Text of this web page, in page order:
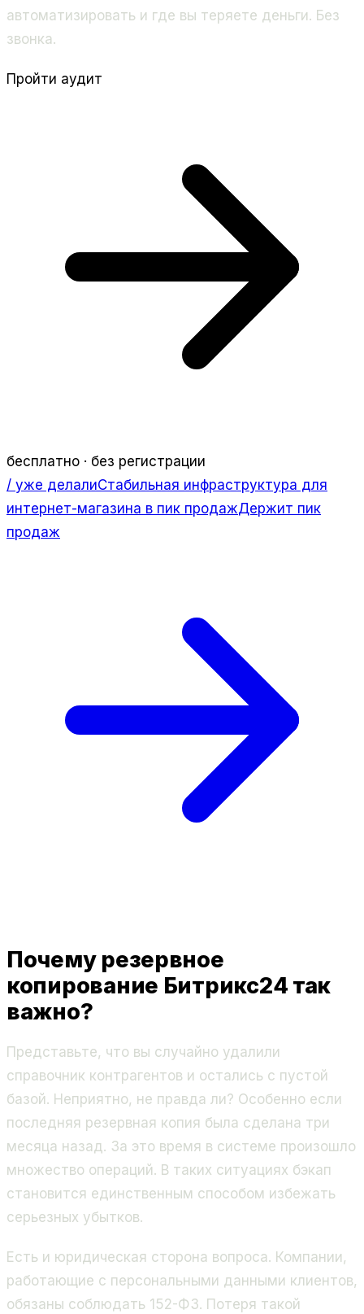
автоматизировать и где вы теряете деньги. Без
звонка.
Пройти аудит
бесплатно · без регистрации
/ уже делалиСтабильная инфраструктура для
интернет-магазина в пик продажДержит пик
продаж
Почему резервное
копирование Битрикс24 так
важно?
Представьте, что вы случайно удалили
справочник контрагентов и остались с пустой
базой. Неприятно, не правда ли? Особенно если
последняя резервная копия была сделана три
месяца назад. За это время в системе произошло
множество операций. В таких ситуациях бэкап
становится единственным способом избежать
серьезных убытков.
Есть и юридическая сторона вопроса. Компании,
работающие с персональными данными клиентов,
обязаны соблюдать 152-ФЗ. Потеря такой